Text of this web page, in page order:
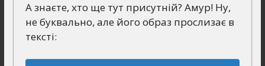
А знаєте, хто ще тут присутній? Амур! Ну,
не буквально, але його образ прослизає в
тексті: